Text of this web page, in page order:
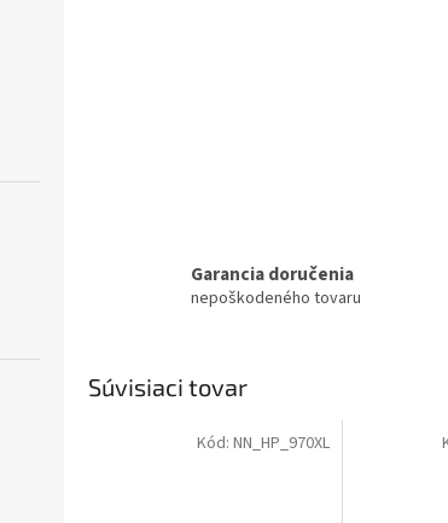
Garancia doručenia
nepoškodeného tovaru
Súvisiaci tovar
Kód: NN_HP_970XL